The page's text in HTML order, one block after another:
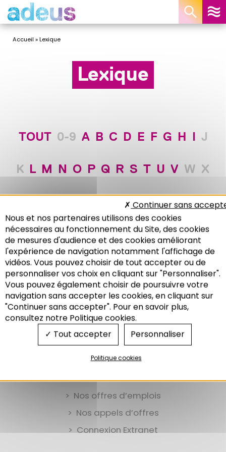
Recherche
Accueil »Lexique
Lexique
TOUT 0-9 A B C D E F G H I J
K L M N O P Q R S T U V W X
Results: 1
V
Voies Vertes
Nos offres d’emplois
Nos appels d’offres
Connexion Extranet
Panneau de gestion des cookies
Nous et nos partenaires utilisons des cookies
nécessaires au fonctionnement du Site, des cookies
de mesures d'audience et des cookies améliorant
l'expérience de navigation notamment l'affichage de
vidéos. Vous pouvez choisir de tout accepter ou de
personnaliser vos choix en cliquant sur "Personnaliser".
Vous pouvez également choisir de poursuivre votre
navigation sans accepter les cookies, en cliquant sur
"Continuer sans accepter". Pour en savoir plus,
consultez notre Politique cookies.
Tout accepter
Continuer sans
Personnaliser
Politique cookies